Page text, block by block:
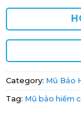
Category: Mũ Bảo
Tag: Mũ bảo hiểm